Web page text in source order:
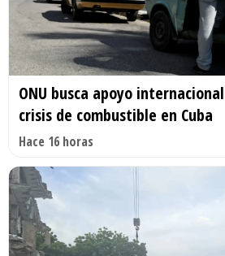
ONU busca apoyo
crisis de combustible en Cuba
Hace 16 horas